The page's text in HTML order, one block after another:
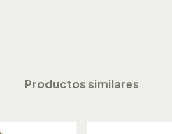
Productos similares